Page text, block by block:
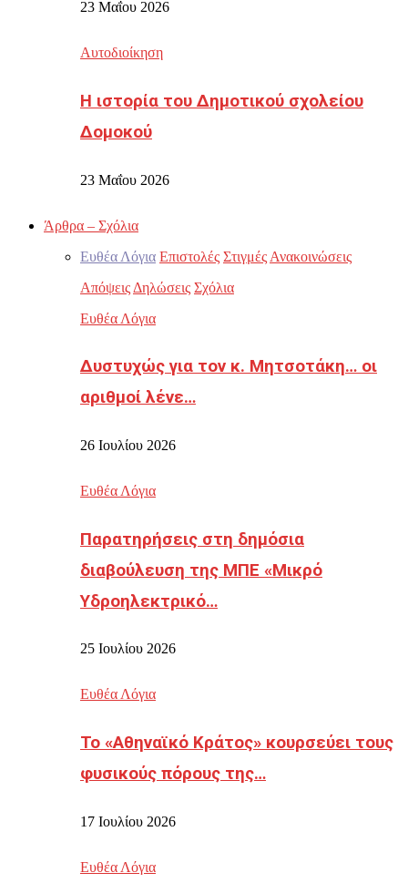
23 Μαΐου 2026
Αυτοδιοίκηση
Η ιστορία του Δημοτικού σχολείου
Δομοκού
23 Μαΐου 2026
Άρθρα – Σχόλια
Ευθέα Λόγια Επιστολές Στιγμές Ανακοινώσεις
Απόψεις Δηλώσεις Σχόλια
Ευθέα Λόγια
Δυστυχώς για τον κ. Μητσοτάκη… οι
αριθμοί λένε…
26 Ιουλίου 2026
Ευθέα Λόγια
Παρατηρήσεις στη δημόσια
διαβούλευση της ΜΠΕ «Μικρό
Υδροηλεκτρικό…
25 Ιουλίου 2026
Ευθέα Λόγια
Το «Αθηναϊκό Κράτος» κουρσεύει τους
φυσικούς πόρους της…
17 Ιουλίου 2026
Ευθέα Λόγια